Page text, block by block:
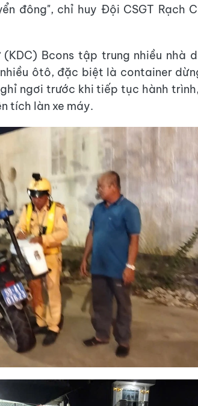
đông", chỉ huy Đội CSGT Rạch
Bcons tập trung nhiều nhà
ôtô, đặc biệt là container
ngơi trước khi tiếp tục hành
tích làn xe máy.